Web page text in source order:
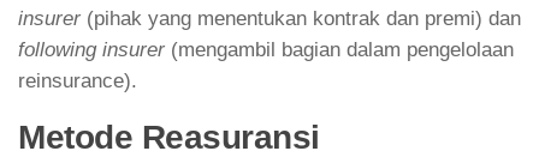
insurer (pihak yang menentukan kontrak dan premi) dan
following insurer (mengambil bagian dalam pengelolaan
reinsurance).
Metode Reasuransi